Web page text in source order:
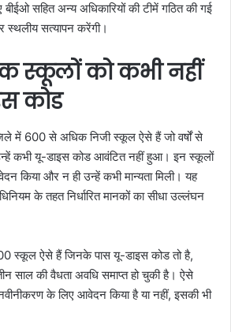
सहित अन्य अधिकारियों की टीमें गठित की गई
स्थलीय सत्यापन करेंगी।
स्कूलों को कभी नहीं
कोड
में 600 से अधिक निजी स्कूल ऐसे हैं जो वर्षों से
कभी यू-डाइस कोड आवंटित नहीं हुआ। इन स्कूलों
किया और न ही उन्हें कभी मान्यता मिली। यह
के तहत निर्धारित मानकों का सीधा उल्लंघन
स्कूल ऐसे हैं जिनके पास यू-डाइस कोड तो है,
साल की वैधता अवधि समाप्त हो चुकी है। ऐसे
के लिए आवेदन किया है या नहीं, इसकी भी